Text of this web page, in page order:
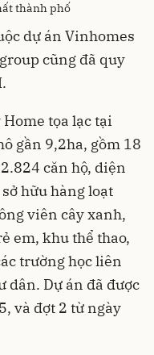
thành phố
dự án Vinhomes
cũng đã quy
tọa lạc tại
gần 9,2ha, gồm 18
căn hộ, diện
hữu hàng loạt
viên cây xanh,
em, khu thể thao,
trường học liên
dân. Dự án đã được
và đợt 2 từ ngày